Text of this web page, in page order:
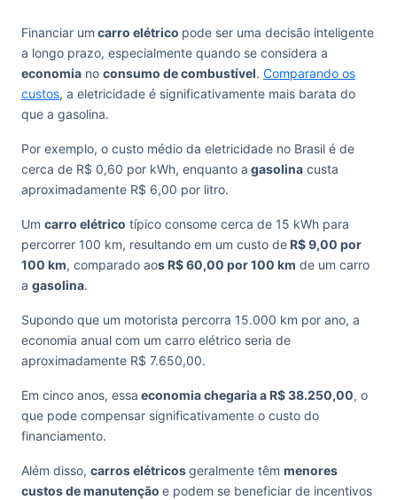
Financiar um carro elétrico pode ser uma decisão inteligente
a longo prazo, especialmente quando se considera a
economia no consumo de combustível. Comparando os
custos, a eletricidade é significativamente mais barata do
que a gasolina.
Por exemplo, o custo médio da eletricidade no Brasil é de
cerca de R$ 0,60 por kWh, enquanto a gasolina custa
aproximadamente R$ 6,00 por litro.
Um carro elétrico típico consome cerca de 15 kWh para
percorrer 100 km, resultando em um custo deR$ 9,00 por
100 km, comparado aos R$ 60,00 por 100 km de um carro
a gasolina.
Supondo que um motorista percorra 15.000 km por ano, a
economia anual com um carro elétrico seria de
aproximadamente R$ 7.650,00.
Em cinco anos, essa economia chegaria a R$ 38.250,00, o
que pode compensar significativamente o custo do
financiamento.
Além disso, carros elétricosgeralmente têm menores
custos de manutenção e podem se beneficiar de incentivos